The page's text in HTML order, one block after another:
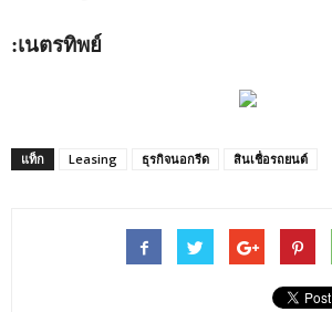
:เนตรทิพย์
แท็ก Leasing ธุรกิจนอกรีด สินเชื่อรถยนต์